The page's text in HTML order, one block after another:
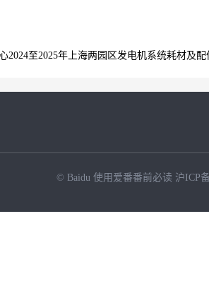
2024至2025年上海两园区发电机系统耗材及
© Baidu 使用爱番番前必读 沪ICP